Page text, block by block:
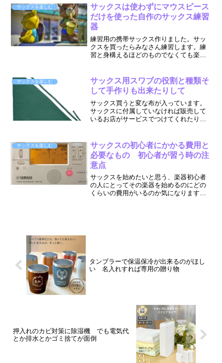
け』として5万円以下のサックス、それも
教則本までついてるよう...
サックスを楽しむ
サックスは使わずにマウスピース
だけを使った自作のサックス練習
器
練習用の携帯サックス作りました。サッ
クスを買ったらみなさん練習します。練
習と身構えるほどのものでなくても楽器
にない環境でもチョット吹いてみたい時
があります。そんな時、ちゃ...
サックスを楽しむ
サックス用スワブの役割と種類そ
して手作りも出来たりして
サックス買うと変な布が入っています。
サックスに付属していなければ販売して
いるお店がサービスでつけてくれたりし
が付いていて「なんに使うの ?」このサ
ックスのスワブはサッ...
サックスを楽しむ
サックスの初心者にかかる費用と
必要なもの 初心者が習う時の注
意点
サックスを始めたいと思う、楽器初心者
の人にとってその楽器を始めるのにどの
くらいの費用がいるのか気になります。
タンブラーで保温保冷が出来るのがほし
い 名入れすれば専用の贈り物
押入れのカビ対策に除湿機 でも電気代
とか排水とかゴミ捨てが面倒